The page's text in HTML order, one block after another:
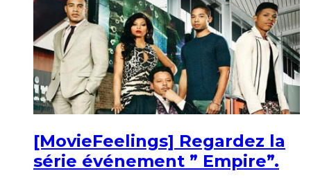
[MovieFeelings] Regardez la
série événement ” Empire”.